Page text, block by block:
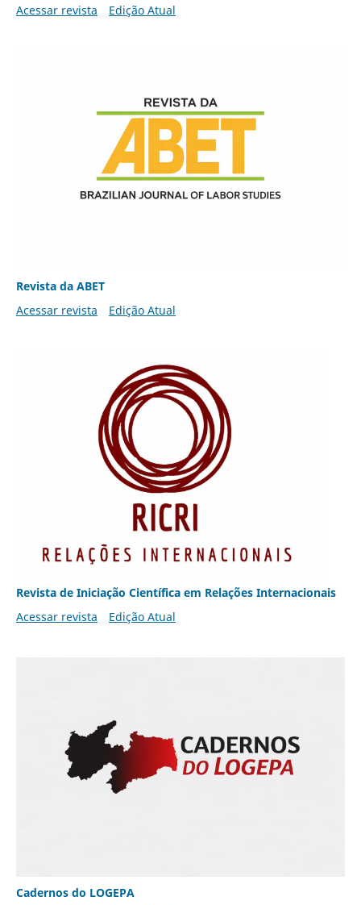
Acessar revista Edição Atual
Revista da ABET
Acessar revista
Edição Atual
Revista de Iniciação Científica em Relações Internacionais
Acessar revista
Edição Atual
Cadernos do LOGEPA